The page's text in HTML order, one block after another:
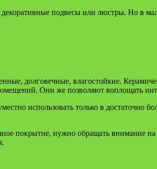
подвесы или люстры. Но в
долговечные, влагостойкие.
Они же позволяют воплощать
использовать только в достаточно
покрытие, нужно обращать внимание